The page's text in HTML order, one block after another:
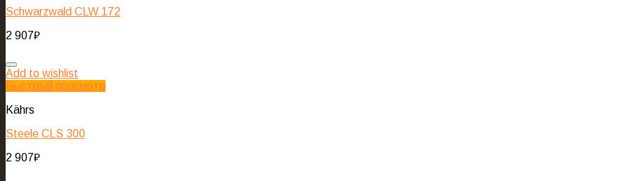
Schwarzwald CLW 172
2 907₽
Add to wishlist
Быстрый просмотр
Kährs
Steele CLS 300
2 907₽